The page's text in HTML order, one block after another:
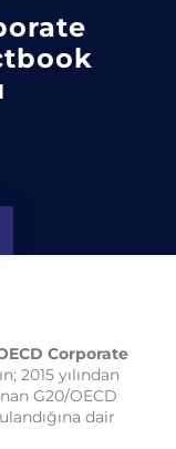
Corporate
2015 yılından
G20/OECD
dair